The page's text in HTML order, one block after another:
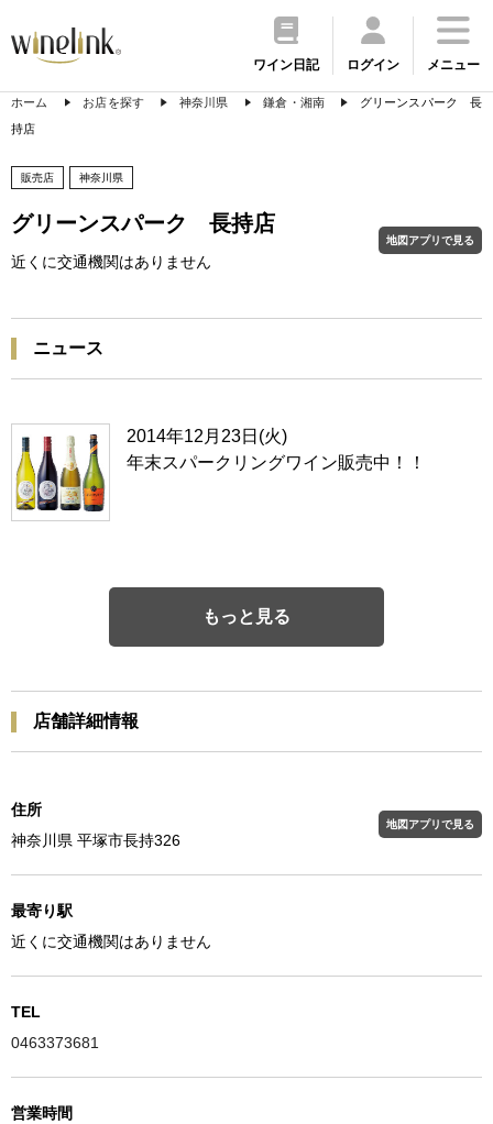
ワイン日記 ログイン メニュー
ホーム お店を探す 神奈川県 鎌倉・湘南
グリーンスパーク 長
持店
販売店 神奈川県
グリーンスパーク 長持店
近くに交通機関はありません
地図アプリで見る
ニュース
2014年12月23日(火)
年末スパークリングワイン販売中！！
もっと見る
店舗詳細情報
住所
神奈川県 平塚市長持326
地図アプリで見る
最寄り駅
近くに交通機関はありません
TEL
0463373681
営業時間